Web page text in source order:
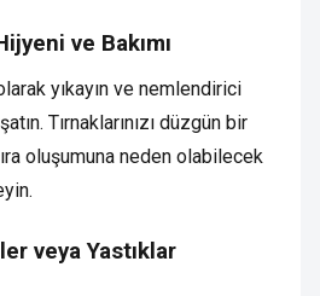
ve Bakımı
yıkayın ve nemlendirici
Tırnaklarınızı düzgün bir
oluşumuna neden olabilecek
veya Yastıklar